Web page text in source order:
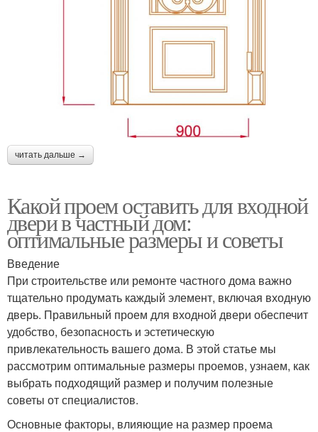
читать дальше →
Какой проем оставить для входной
двери в частный дом:
оптимальные размеры и советы
Введение
При строительстве или ремонте частного дома важно
тщательно продумать каждый элемент, включая входную
дверь. Правильный проем для входной двери обеспечит
удобство, безопасность и эстетическую
привлекательность вашего дома. В этой статье мы
рассмотрим оптимальные размеры проемов, узнаем, как
выбрать подходящий размер и получим полезные
советы от специалистов.
Основные факторы, влияющие на размер проема